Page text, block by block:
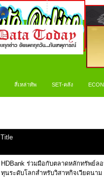
สี่เหล่าทัพ SET-คลัง ECON
Title
HDBank ร่วมมือกับตลาดหลักทรัพย์ล
ทุนระดับโลกสำหรับวิสาหกิจเวียดนาม